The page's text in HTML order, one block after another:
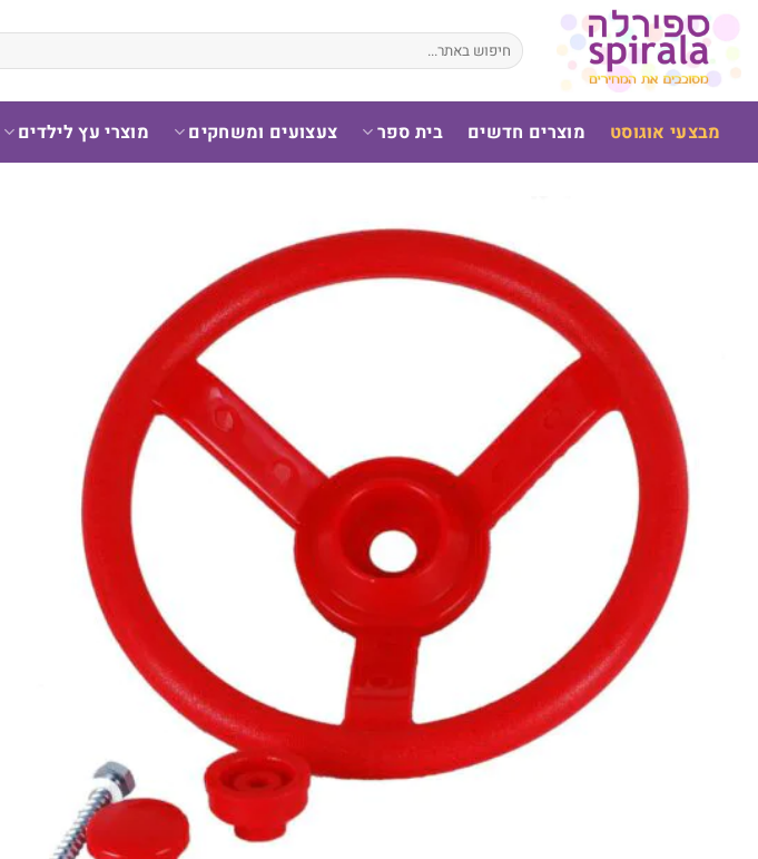
דלג
לתוכן
חיפוש
עבור:
מבצעי אוגוסט מוצרים חדשים בית ספר צעצועים ומשחקים מוצרי עץ לילדים